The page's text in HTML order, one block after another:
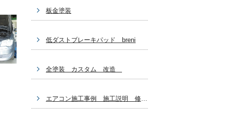
板金塗装
低ダストブレーキパッド breni
全塗装 カスタム 改造
エアコン施工事例 施工説明 修理関係